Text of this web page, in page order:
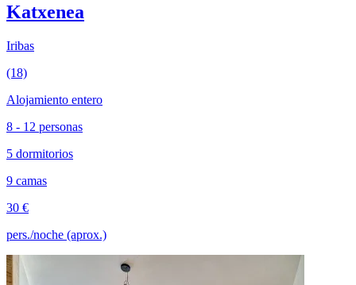
Katxenea
Iribas
(18)
Alojamiento entero
8 - 12 personas
5 dormitorios
9 camas
30 €
pers./noche (aprox.)